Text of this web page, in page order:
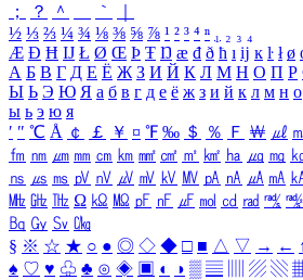
；
？ ＾ ｀
½ ⅓ ⅔ ¼ ¾ ⅛ ⅜ ⅝ ⅞ ¹ ² ³ ⁴ ⁿ ₁ ₂ ₃ ₄
Æ Ð Ħ Ĳ Ł Ø Œ Þ Ŧ Ŋ æ đ ð ħ ı ĳ ĸ ŀ ł ø
А Б В Г Д Е Ё Ж З И Й К Л М Н О П Р
Ы Ь Э Ю Я а б в г д е ё ж з и й к л м н о
ы ь э ю я
′ ″ ℃ Å ￠ ￡ ￥ ¤ ℉ ‰ ＄ ％ Ｆ ￦ ㎕
㎙ ㎚ ㎛ ㎜ ㎝ ㎞ ㎟ ㎠ ㎡ ㎢ ㏊ ㎍ ㎎
㎱ ㎲ ㎳ ㎴ ㎵ ㎶ ㎷ ㎸ ㎹ ㎀ ㎁ ㎂ ㎃
㎒ ㎓ ㎔ Ω ㏀ ㏁ ㎊ ㎋ ㎌ ㏖ ㏅ ㎭ ㎮ ㎯
㏃ ㏉ ㏜ ㏆
§ ※ ☆ ★ ○ ● ◎ ◇ ◆ □ ■ △ ▽ → ←
♠ ♡ ♥ ♧ ♣ ⊙ ◈ ▣ ◐ ◑ ▒ ▤ ▨ ▧